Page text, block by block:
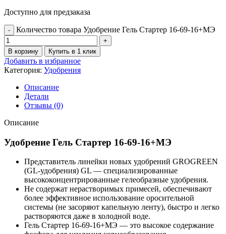
Доступно для предзаказа
Количество товара Удобрение Гель Стартер 16-69-16+МЭ
В корзину Купить в 1 клик
Добавить в избранное
Категория: Удобрения
Описание
Детали
Отзывы (0)
Описание
Удобрение Гель Стартер 16-69-16+МЭ
Представитель линейки новых удобрений GROGREEN
(GL-удобрения) GL — специализированные
высококонцентрированные гелеобразные удобрения.
Не содержат нерастворимых примесей, обеспечивают
более эффективное использование оросительной
системы (не засоряют капельную ленту), быстро и легко
растворяются даже в холодной воде.
Гель Стартер 16-69-16+МЭ — это высокое содержание